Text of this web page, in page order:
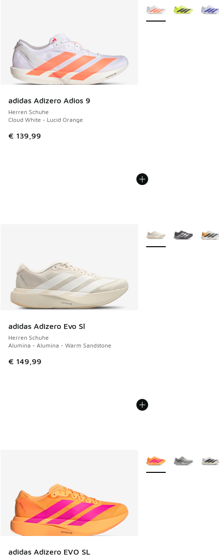
adidas Adizero Adios 9
Herren Schuhe
Cloud White - Lucid Orange
€ 139,99
Weitere Farben
adidas Adizero Evo Sl
Herren Schuhe
Alumina - Alumina - Warm Sandstone
€ 149,99
Weitere Farben
adidas Adizero EVO SL
Weitere Farben